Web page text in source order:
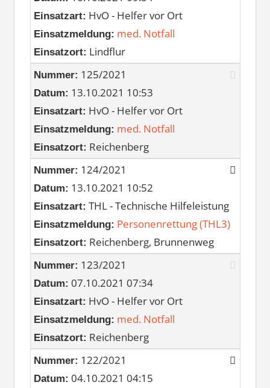
Einsatzart: HvO - Helfer vor Ort
Einsatzmeldung: med. Notfall
Einsatzort: Lindflur
Nummer: 125/2021
Datum: 13.10.2021 10:53
Einsatzart: HvO - Helfer vor Ort
Einsatzmeldung: med. Notfall
Einsatzort: Reichenberg
Nummer: 124/2021
Datum: 13.10.2021 10:52
Einsatzart: THL - Technische Hilfeleistung
Einsatzmeldung: Personenrettung (THL3)
Einsatzort: Reichenberg, Brunnenweg
Nummer: 123/2021
Datum: 07.10.2021 07:34
Einsatzart: HvO - Helfer vor Ort
Einsatzmeldung: med. Notfall
Einsatzort: Reichenberg
Nummer: 122/2021
Datum: 04.10.2021 04:15